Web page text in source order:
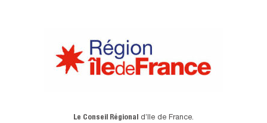
Le Conseil Régional d’Ile de France.